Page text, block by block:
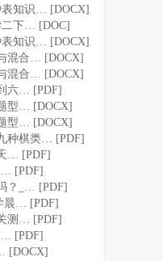
表知识… [DOCX]
二下… [DOC]
表知识… [DOCX]
混合… [DOCX]
混合… [DOCX]
六… [PDF]
型… [DOCX]
型… [DOCX]
种棋类… [PDF]
… [PDF]
[PDF]
？_… [PDF]
晨… [PDF]
测… [PDF]
… [PDF]
[DOCX]